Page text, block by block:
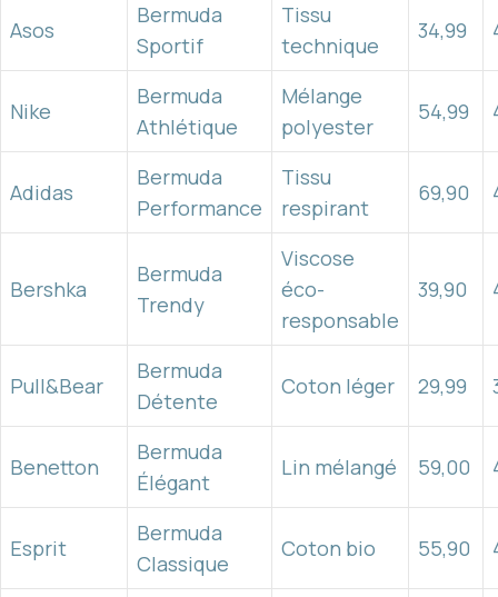
Asos
Bermuda
Sportif
Tissu
technique
34,99
Nike
Bermuda
Athlétique
Mélange
polyester
54,99
Adidas
Bermuda
Performance
Tissu
respirant
69,90
Bershka
Bermuda
Trendy
Viscose
éco-
responsable
39,90
Pull&Bear
Bermuda
Détente
Coton léger 29,99
Benetton
Bermuda
Élégant
Lin mélangé 59,00
Esprit
Bermuda
Classique
Coton bio 55,90